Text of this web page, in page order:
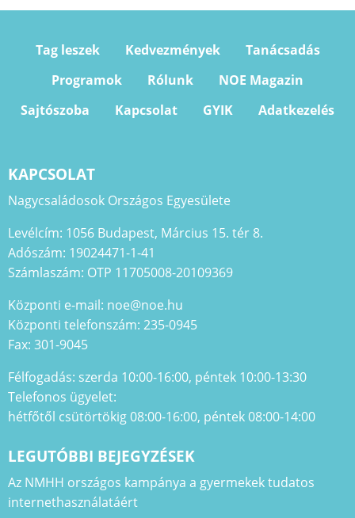
Tag leszek Kedvezmények
Tanácsadás
Programok
Rólunk
NOE Magazin
Sajtószoba
Kapcsolat GYIK Adatkezelés
KAPCSOLAT
Nagycsaládosok Országos Egyesülete
Levélcím: 1056 Budapest, Március 15. tér 8.
Adószám: 19024471-1-41
Számlaszám: OTP 11705008-20109369
Központi e-mail: noe@noe.hu
Központi telefonszám: 235-0945
Fax: 301-9045
Félfogadás: szerda 10:00-16:00, péntek 10:00-13:30
Telefonos ügyelet:
hétfőtől csütörtökig 08:00-16:00, péntek 08:00-14:00
LEGUTÓBBI BEJEGYZÉSEK
Az NMHH országos kampánya a gyermekek tudatos
internethasználatáért